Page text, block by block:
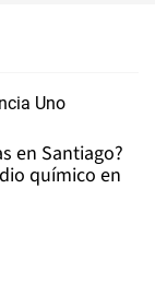
en Santiago?
químico en